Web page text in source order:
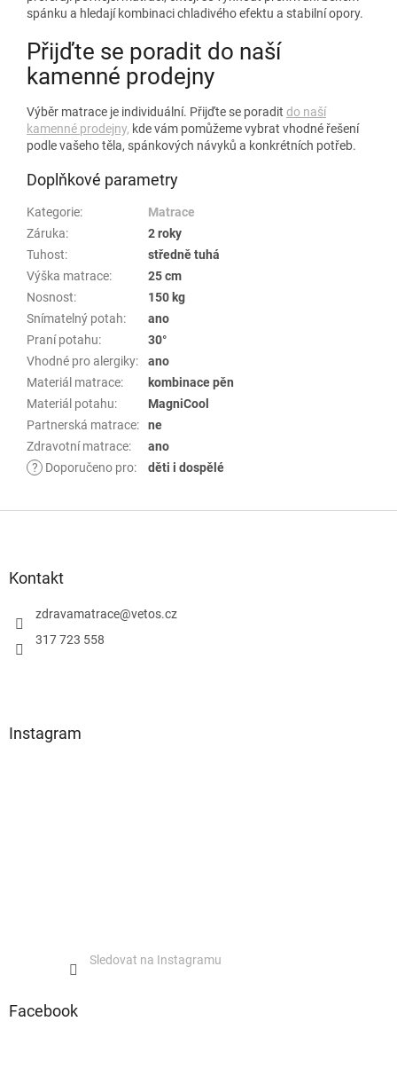
spánku a hledají kombinaci chladivého efektu a stabilní opory.
Přijďte se poradit do naší
kamenné prodejny
Výběr matrace je individuální. Přijďte se poradit do naší
kamenné prodejny, kde vám pomůžeme vybrat vhodné řešení
podle vašeho těla, spánkových návyků a konkrétních potřeb.
Doplňkové parametry
Kategorie:
Matrace
Záruka:
2 roky
Tuhost:
středně tuhá
Výška matrace:
25 cm
Nosnost:
150 kg
Snímatelný potah:
ano
Praní potahu:
30°
Vhodné pro alergiky:
ano
Materiál matrace:
kombinace pěn
Materiál potahu:
MagniCool
Partnerská matrace:
ne
Zdravotní matrace:
ano
?
Doporučeno pro: děti i dospělé
pKontakt
zdravamatrace@vetos.cz
317 723 558
Instagram
Sledovat na Instagramu
Facebook